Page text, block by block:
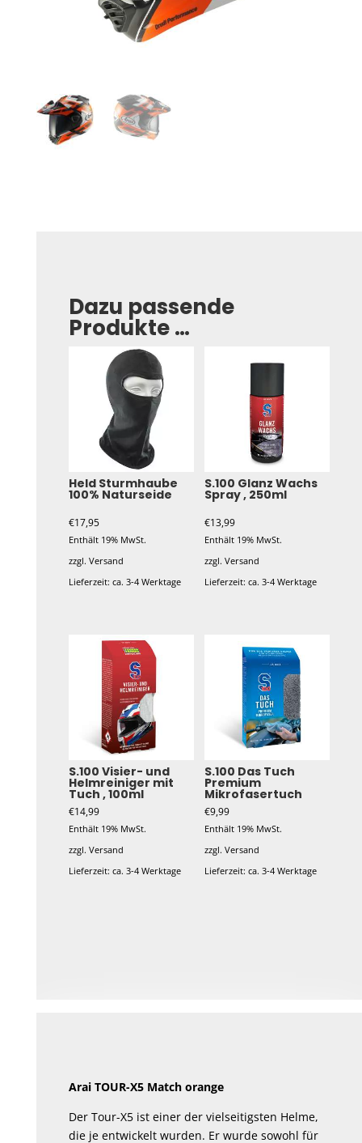
Dazu passende
Produkte …
Held Sturmhaube
100% Naturseide
€17,95
Enthält 19% MwSt.
zzgl.Versand
Lieferzeit: ca. 3-4 Werktage
S.100 Glanz Wachs
Spray , 250ml
€13,99
Enthält 19% MwSt.
zzgl. Versand
Lieferzeit: ca. 3-4 Werktage
S.100 Visier- und
Helmreiniger mit
Tuch , 100ml
€14,99
Enthält 19% MwSt.
zzgl.Versand
Lieferzeit: ca. 3-4 Werktage
S.100 Das Tuch
Premium
Mikrofasertuch
€9,99
Enthält 19% MwSt.
zzgl. Versand
Lieferzeit: ca. 3-4 Werktage
Arai TOUR-X5 Match orange
Der Tour-X5 ist einer der vielseitigsten Helme,
die je entwickelt wurden. Er wurde sowohl für